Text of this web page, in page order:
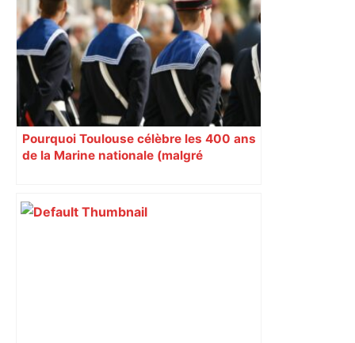
Toulouse, le candidat LFI salue "une
dynamique qui nous oblige à la
responsabilité" – Franceinfo
Pourquoi Toulouse célèbre les 400 ans
de la Marine nationale (malgré